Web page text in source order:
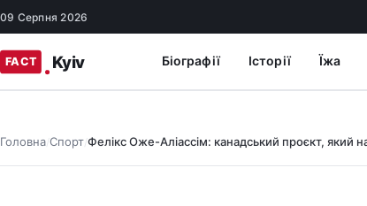
09 Серпня 2026
Біографії Історії Їжа
Головна/Спорт/Фелікс Оже-Аліассім: канадський проєкт, який